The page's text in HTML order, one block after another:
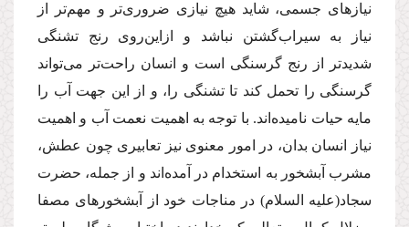
نیازهای جسمی، شاید هیچ نیازی ضروری‌تر و مهم‌تر از
نیاز به سیراب‌گشتن نباشد و ازاین‌روی رنج تشنگی
شدید‌تر از رنج گرسنگی است و انسان راحت‌تر می‌تواند
گرسنگی را تحمل کند تا تشنگی را، و از این جهت آب را
مایه حیات نامیده‌اند. با توجه به اهمیت نعمت آب و اهمیت
نیاز انسان بدان، در امور معنوی نیز تعابیری چون عطش،
مشرب آبشخور به استخدام در آمده‌اند و از جمله، حضرت
سجاد(علیه السلام) در مناجات خود از آبشخورهای مصفا